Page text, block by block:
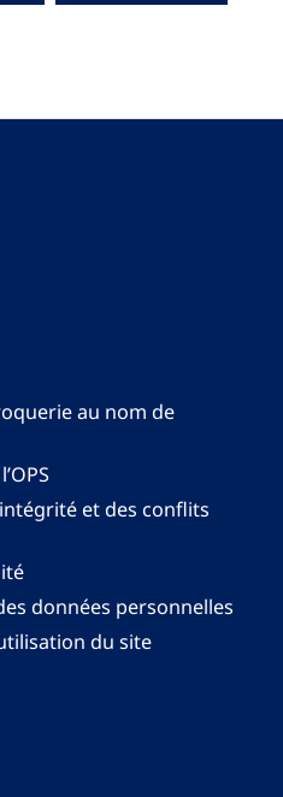
au nom de
et des conflits
données personnelles
du site